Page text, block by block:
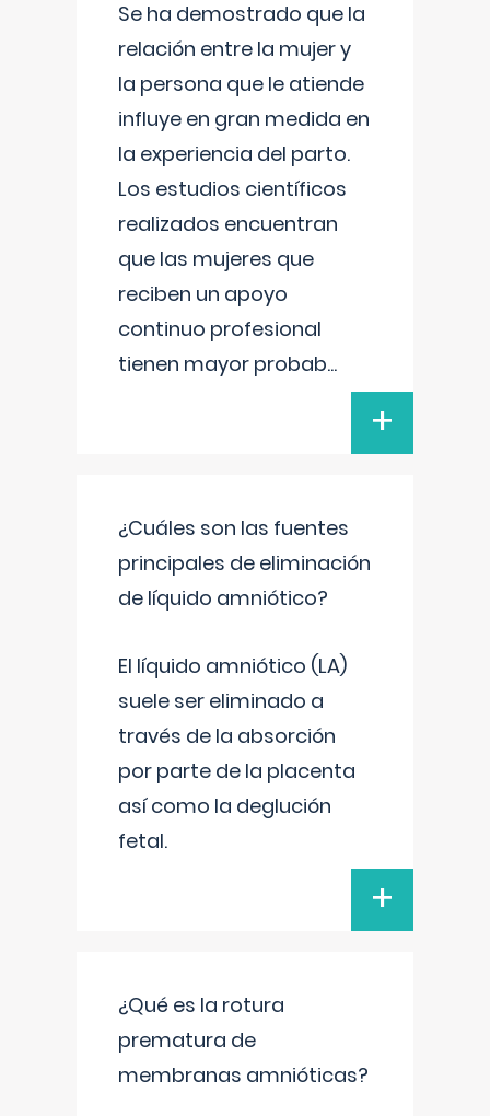
Se ha demostrado que la
relación entre la mujer y
la persona que le atiende
influye en gran medida en
la experiencia del parto.
Los estudios científicos
realizados encuentran
que las mujeres que
reciben un apoyo
continuo profesional
tienen mayor probab...
+
¿Cuáles son las fuentes
principales de eliminación
de líquido amniótico?
El líquido amniótico (LA)
suele ser eliminado a
través de la absorción
por parte de la placenta
así como la deglución
fetal.
+
¿Qué es la rotura
prematura de
membranas amnióticas?